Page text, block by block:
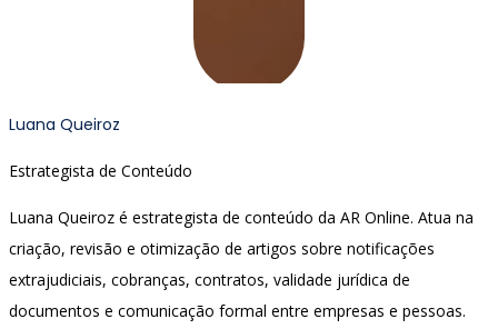
Luana Queiroz
Estrategista de Conteúdo
Luana Queiroz é estrategista de conteúdo da AR Online. Atua na
criação, revisão e otimização de artigos sobre notificações
extrajudiciais, cobranças, contratos, validade jurídica de
documentos e comunicação formal entre empresas e pessoas.